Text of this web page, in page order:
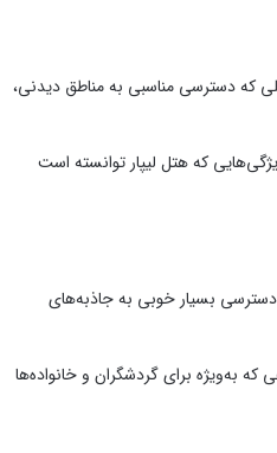
که دسترسی مناسبی به مناطق دیدنی،
که هتل لیپار توانسته است
دسترسی بسیار خوبی به جاذبه‌های
به‌ویژه برای گردشگران و خانواده‌ها